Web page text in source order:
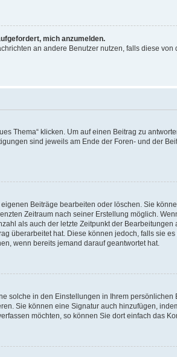
mich anzumelden.
an andere Benutzer nutzen, falls diese
Thema“ klicken. Um auf einen Beitrag zu
sind jeweils am Ende der Foren- und der
Beiträge bearbeiten oder löschen. Sie
Zeitraum nach seiner Erstellung möglich.
als auch der letzte Zeitpunkt der
überarbeitet hat. Diese können jedoch, falls sie
wenn bereits jemand darauf geantwortet hat.
solche in den Einstellungen in Ihrem
Sie können eine Signatur auch hinzufügen,
möchten, so können Sie dort einfach das